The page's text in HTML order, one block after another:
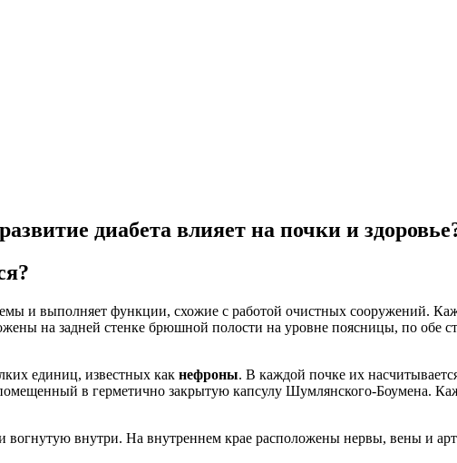
диабета влияет на почки и
и выполняет функции, схожие с работой очистных сооружений.
на задней стенке брюшной полости на уровне поясницы, по обе
единиц, известных как нефроны. В каждой почке их
в герметично закрытую капсулу Шумлянского-Боумена.
внутри. На внутреннем крае расположены нервы, вены и